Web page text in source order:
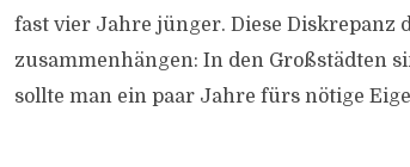
fast vier Jahre jünger. Diese Diskrepanz
zusammenhängen: In den Großstädten
sollte man ein paar Jahre fürs nötige